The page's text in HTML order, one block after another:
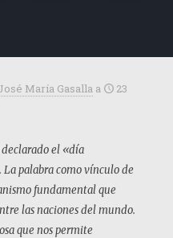
María Gasalla a
23
el «día
palabra como vínculo de
fundamental que
las naciones del mundo.
que nos permite